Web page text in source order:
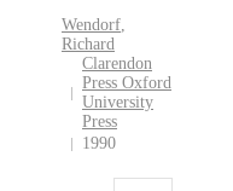
Wendorf,
Richard
Clarendon
Press Oxford
University
Press
1990